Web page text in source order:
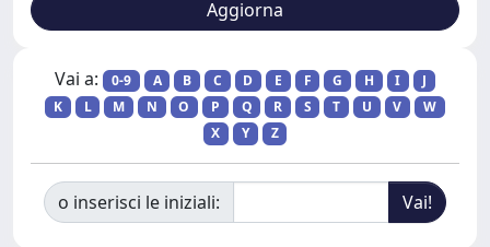
Vai a: 0-9 A B C D E F G H I
J
K
L M N O P Q R S T U V
W
X
Y Z
o inserisci le iniziali: